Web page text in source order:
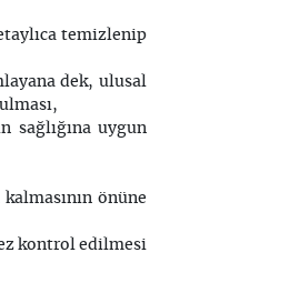
temizlenip
dek, ulusal
sağlığına uygun
önüne
kontrol edilmesi